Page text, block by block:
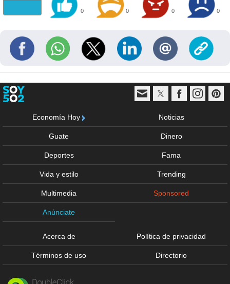
0 0 0 0
Economía Hoy Noticias
Guate Dinero
Deportes Fama
Vida y estilo Trending
Multimedia Sponsored
Anúnciate
Acerca de Política de privacidad
Términos de uso Directorio